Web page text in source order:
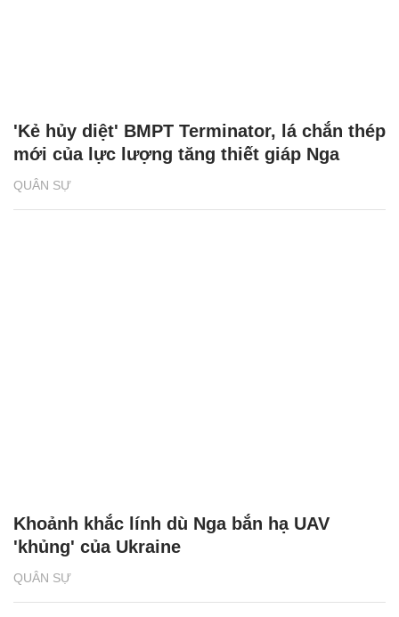
QUÂN SỰ
'Kẻ hủy diệt' BMPT Terminator, lá chắn thép
mới của lực lượng tăng thiết giáp Nga
QUÂN SỰ
Khoảnh khắc lính dù Nga bắn hạ UAV
'khủng' của Ukraine